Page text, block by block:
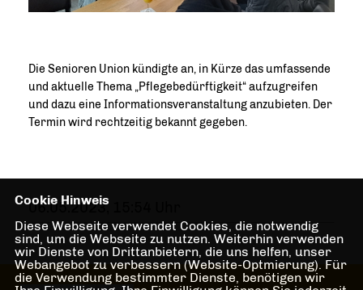
Die Senioren Union kündigte an, in Kürze das umfassende
und aktuelle Thema „Pflegebedürftigkeit“ aufzugreifen
und dazu eine Informationsveranstaltung anzubieten. Der
Termin wird rechtzeitig bekannt gegeben.
06.05.2023, 15:54 Uhr
Cookie Hinweis
Diese Webseite verwendet Cookies, die notwendig
sind, um die Webseite zu nutzen. Weiterhin verwenden
wir Dienste von Drittanbietern, die uns helfen, unser
Webangebot zu verbessern (Website-Optmierung). Für
die Verwendung bestimmter Dienste, benötigen wir